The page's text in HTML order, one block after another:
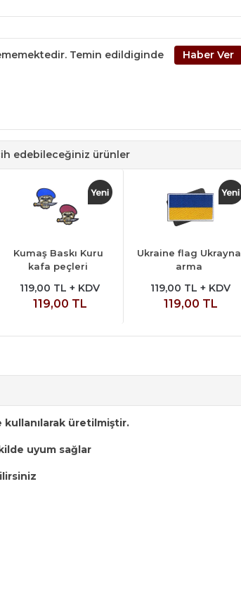
Temin edildiginde
edebileceğiniz ürünler
Kumaş Baskı Kuru
kafa peçleri
119,00 TL + KDV
119,00 TL
Ukraine flag Ukrayna
arma
119,00 TL + KDV
119,00 TL
kullanılarak üretilmiştir.
uyum sağlar